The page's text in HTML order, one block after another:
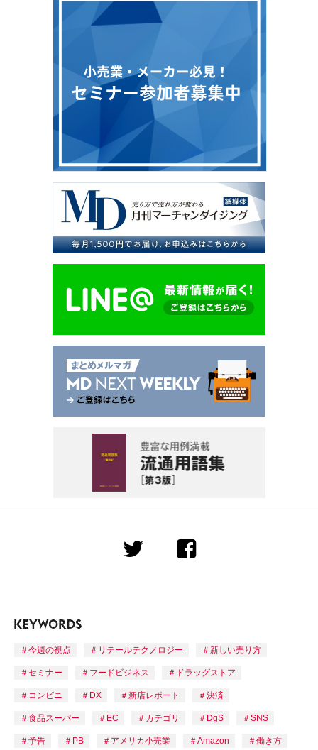
今週の視点 リテールテクノロジー 新しい売り方
セミナー フードビジネス ドラッグストア
コンビニ DX 新店レポート 決済
食品スーパー EC カテゴリ DgS SNS
予告 PB アメリカ小売業 Amazon 働き方